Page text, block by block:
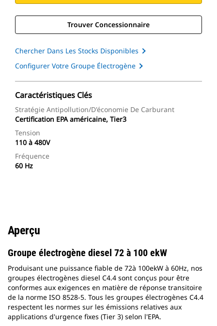
Trouver Concessionnaire
Chercher Dans Les Stocks Disponibles
Configurer Votre Groupe Électrogène
Caractéristiques Clés
Stratégie Antipollution/d'économie De Carburant
Certification EPA américaine, Tier3
Tension
110 à 480V
Fréquence
60 Hz
Aperçu
Groupe électrogène diesel 72 à 100 ekW
Produisant une puissance fiable de 72à 100ekW à 60Hz, nos
groupes électrogènes diesel C4.4 sont conçus pour être
conformes aux exigences en matière de réponse transitoire
de la norme ISO 8528-5. Tous les groupes électrogènes C4.4
respectent les normes sur les émissions relatives aux
applications d'urgence fixes (Tier 3) selon l'EPA.